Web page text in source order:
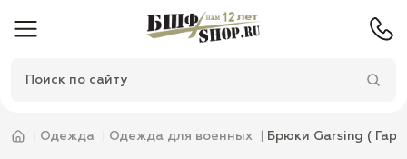
Одежда Одежда для военных Брюки Garsing (